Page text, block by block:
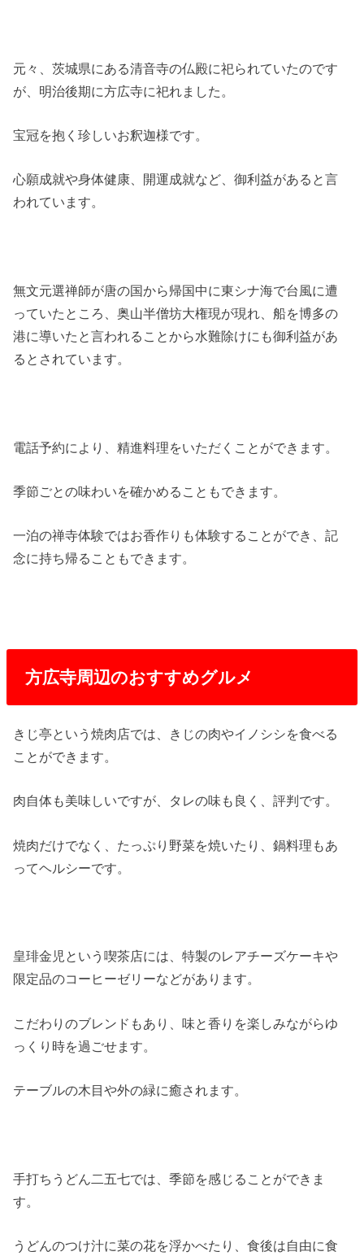
元々、茨城県にある清音寺の仏殿に祀られていたのです
が、明治後期に方広寺に祀れました。
宝冠を抱く珍しいお釈迦様です。
心願成就や身体健康、開運成就など、御利益があると言
われています。
無文元選禅師が唐の国から帰国中に東シナ海で台風に遭
っていたところ、奥山半僧坊大権現が現れ、船を博多の
港に導いたと言われることから水難除けにも御利益があ
るとされています。
電話予約により、精進料理をいただくことができます。
季節ごとの味わいを確かめることもできます。
一泊の禅寺体験ではお香作りも体験することができ、記
念に持ち帰ることもできます。
方広寺周辺のおすすめグルメ
きじ亭という焼肉店では、きじの肉やイノシシを食べる
ことができます。
肉自体も美味しいですが、タレの味も良く、評判です。
焼肉だけでなく、たっぷり野菜を焼いたり、鍋料理もあ
ってヘルシーです。
皇琲金児という喫茶店には、特製のレアチーズケーキや
限定品のコーヒーゼリーなどがあります。
こだわりのブレンドもあり、味と香りを楽しみながらゆ
っくり時を過ごせます。
テーブルの木目や外の緑に癒されます。
手打ちうどん二五七では、季節を感じることができま
す。
うどんのつけ汁に菜の花を浮かべたり、食後は自由に食